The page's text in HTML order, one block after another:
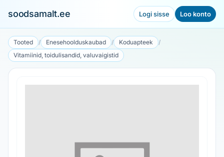
soodsamalt.ee Logi sisse Loo konto
Tooted / Enesehoolduskaubad / Koduapteek
/
Vitamiinid, toidulisandid, valuvaigistid